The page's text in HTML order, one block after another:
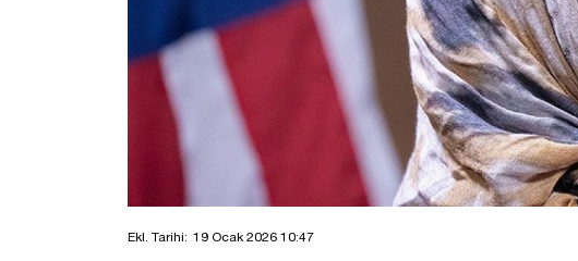
Ekl. Tarihi: 19 Ocak 2026 10:47